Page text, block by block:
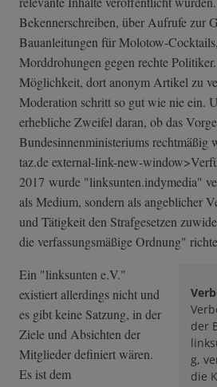
Bekennerschreiben, über Aufrufe zur
Bauanleitungen für Molotow-
Morddrohungen gegen rechte
Möglichkeit, dort anonym Artikel zu
Moderation schritt so gut wie nie ein.
erhebliche Zweifel daran, ob das
Bundesinnenministeriums
taz.de external-link-n­ew-
2017 wurde "linksunten.indymedia"
als Medium, sondern als angeblicher
und Tätigkeit den Strafgesetzen
die verfassungsmäßige Ordnung"
der
g,
die
Ein "linksunten e.V."
existiert allerdings nicht und
es gibt keine Satzung, in der
Ziele und Absichten der
Mitglieder definiert wären.
Es ist dem